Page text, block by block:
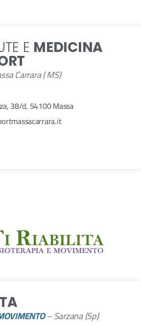
E MEDICINA
Carrara ( MS)
38/d, 54100 Massa
– Sarzana (Sp)